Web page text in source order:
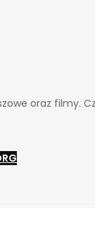
oraz filmy.